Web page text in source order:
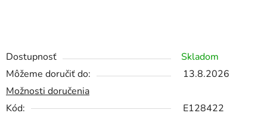
Dostupnosť
Skladom
Môžeme doručiť do:
13.8.2026
Možnosti doručenia
Kód:
E128422